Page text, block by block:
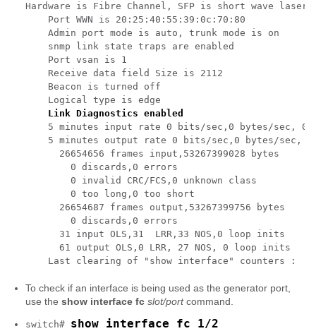
Hardware is Fibre Channel, SFP is short wave laser
    Port WWN is 20:25:40:55:39:0c:70:80
    Admin port mode is auto, trunk mode is on
    snmp link state traps are enabled
    Port vsan is 1
    Receive data field Size is 2112
    Beacon is turned off
    Logical type is edge
Link Diagnostics enabled
5 minutes input rate 0 bits/sec,0 bytes/sec, 0
5 minutes output rate 0 bits/sec,0 bytes/sec,
      26654656 frames input,53267399028 bytes
        0 discards,0 errors
        0 invalid CRC/FCS,0 unknown class
        0 too long,0 too short
      26654687 frames output,53267399756 bytes
        0 discards,0 errors
      31 input OLS,31  LRR,33 NOS,0 loop inits
      61 output OLS,0 LRR, 27 NOS, 0 loop inits
Last clearing of "show interface" counters :
To check if an interface is being used as the generator port,
use the show interface fc slot/port command.
switch# show interface fc 1/2